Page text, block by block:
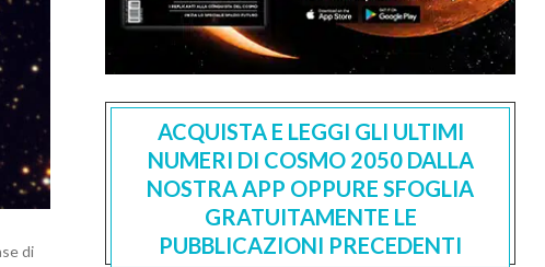
di
ACQUISTA E LEGGI GLI ULTIMI
NUMERI DI COSMO 2050 DALLA
NOSTRA APP OPPURE SFOGLIA
GRATUITAMENTE LE
PUBBLICAZIONI PRECEDENTI